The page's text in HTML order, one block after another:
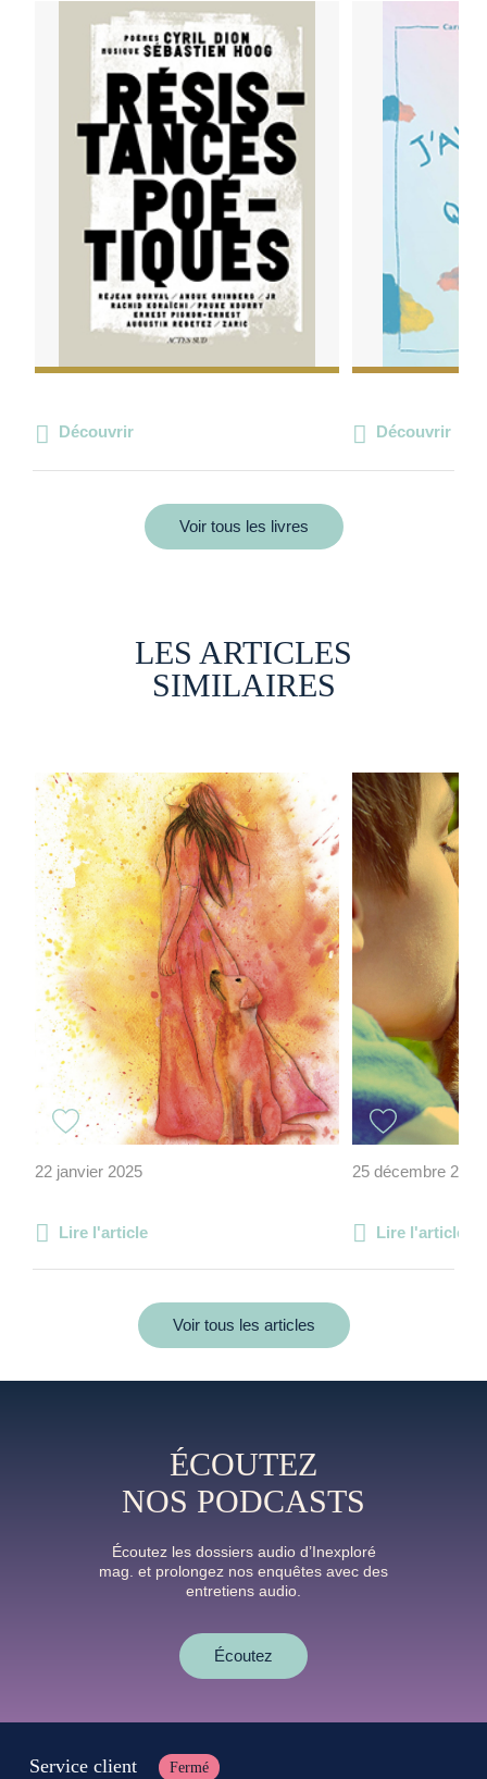
Découvrir Découvrir
Voir tous les livres
LES ARTICLES
SIMILAIRES
22 janvier 2025
Lire l'article
25 décembre 2012
Lire l'article
Voir tous les articles
ÉCOUTEZ
NOS PODCASTS
Écoutez les dossiers audio d’Inexploré
mag. et prolongez nos enquêtes avec des
entretiens audio.
Écoutez
Service client Fermé